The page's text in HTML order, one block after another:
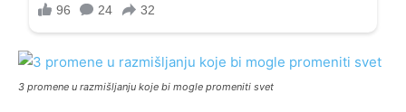
3 promene u razmišljanju koje bi mogle promeniti svet